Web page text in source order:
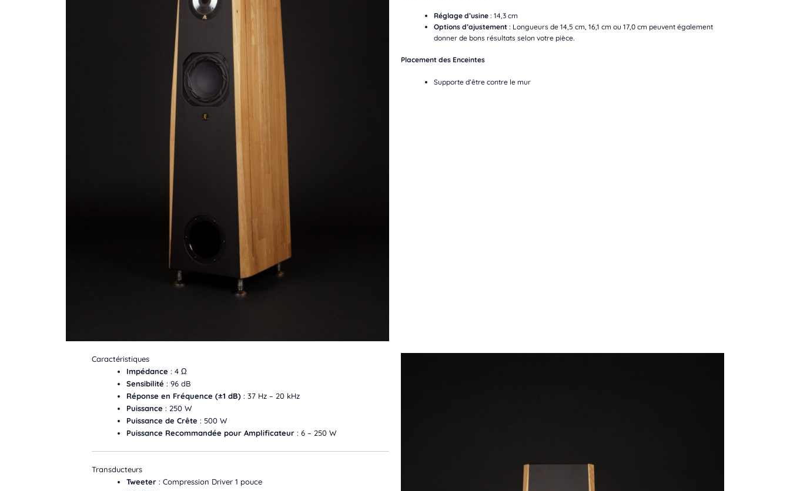
Réglage d’usine : 14,3 cm
Options d’ajustement : Longueurs de 14,5 cm, 16,1 cm ou 17,0 cm peuvent également
donner de bons résultats selon votre pièce.
Placement des Enceintes
Supporte d’être contre le mur
Caractéristiques
Impédance : 4 Ω
Sensibilité : 96 dB
Réponse en Fréquence (±1 dB) : 37 Hz – 20 kHz
Puissance : 250 W
Puissance de Crête : 500 W
Puissance Recommandée pour Amplificateur : 6 – 250 W
Transducteurs
Tweeter : Compression Driver 1 pouce